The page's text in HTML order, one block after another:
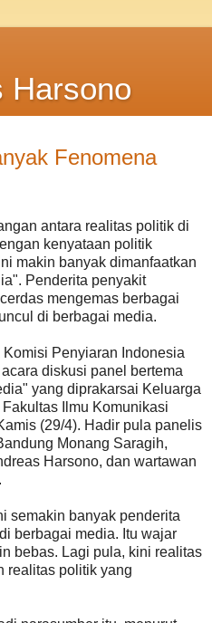
Harsono
Fenomena
antara realitas politik di
kenyataan politik
makin banyak dimanfaatkan
Penderita penyakit
mengemas berbagai
di berbagai media.
Penyiaran Indonesia
diskusi panel bertema
yang diprakarsai Keluarga
Ilmu Komunikasi
(29/4). Hadir pula panelis
Monang Saragih,
Harsono, dan wartawan
semakin banyak penderita
berbagai media. Itu wajar
bebas. Lagi pula, kini realitas
realitas politik yang